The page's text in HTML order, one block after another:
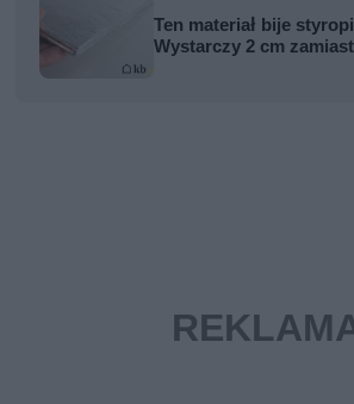
Ten materiał bije
Wystarczy 2 cm